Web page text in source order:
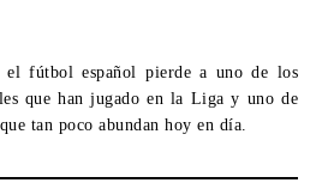
fútbol español pierde a uno de los
que han jugado en la Liga y uno de
tan poco abundan hoy en día.